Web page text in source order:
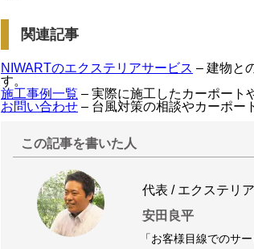
関連記事
NIWARTのエクステリアサービス – 建物と
す。
施工事例一覧 – 実際に施工したカーポート
お問い合わせ – 台風対策の相談やカーポー
この記事を書いた人
代表 / エクステリ
安田良平
「お客様目線でのサ